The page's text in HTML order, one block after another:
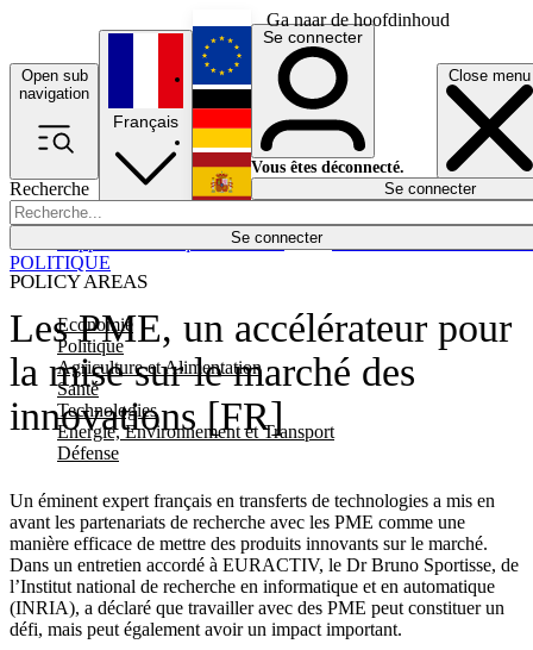
Ga naar de hoofdinhoud
Open sub
navigation
Close menu
Recherche
Se connecter
POLICY AREAS
Economie
Politique
Agriculture et Alimentation
Santé
Technologies
Energie, Environnement et Transport
Défense
Économie
Français
English
Deutsch
Español
Se connecter
Vous êtes déconnecté.
Se connecter
Les PME, un accélérateur pour
la mise sur le marché des
innovations [FR]
Un éminent expert français en transferts de technologies a mis en
avant les partenariats de recherche avec les PME comme une
manière efficace de mettre des produits innovants sur le marché.
Dans un entretien accordé à EURACTIV, le Dr Bruno Sportisse, de
l’Institut national de recherche en informatique et en automatique
(INRIA), a déclaré que travailler avec des PME peut constituer un
défi, mais peut également avoir un impact important.
POLITIQUE